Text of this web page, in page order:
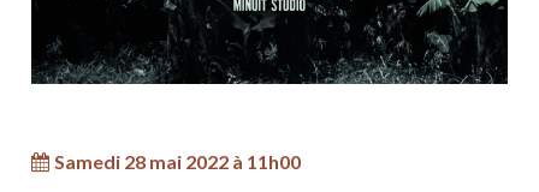
Samedi 28 mai 2022 à 11h00